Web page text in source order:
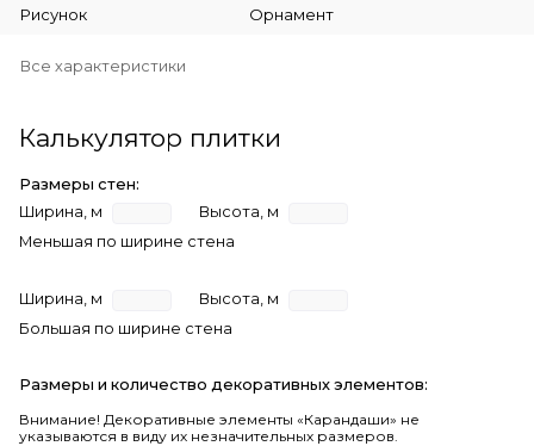
Рисунок Орнамент
Все характеристики
Калькулятор плитки
Размеры стен:
Ширина, м
Высота, м
Меньшая по ширине стена
Ширина, м
Высота, м
Большая по ширине стена
Размеры и количество декоративных элементов:
Внимание! Декоративные элементы «Карандаши» не
указываются в виду их незначительных размеров.